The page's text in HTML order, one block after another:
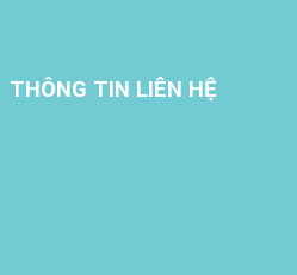
THÔNG TIN LIÊN HỆ